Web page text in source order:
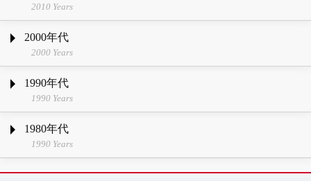
2010 Years
2000年代
2000 Years
1990年代
1990 Years
1980年代
1990 Years